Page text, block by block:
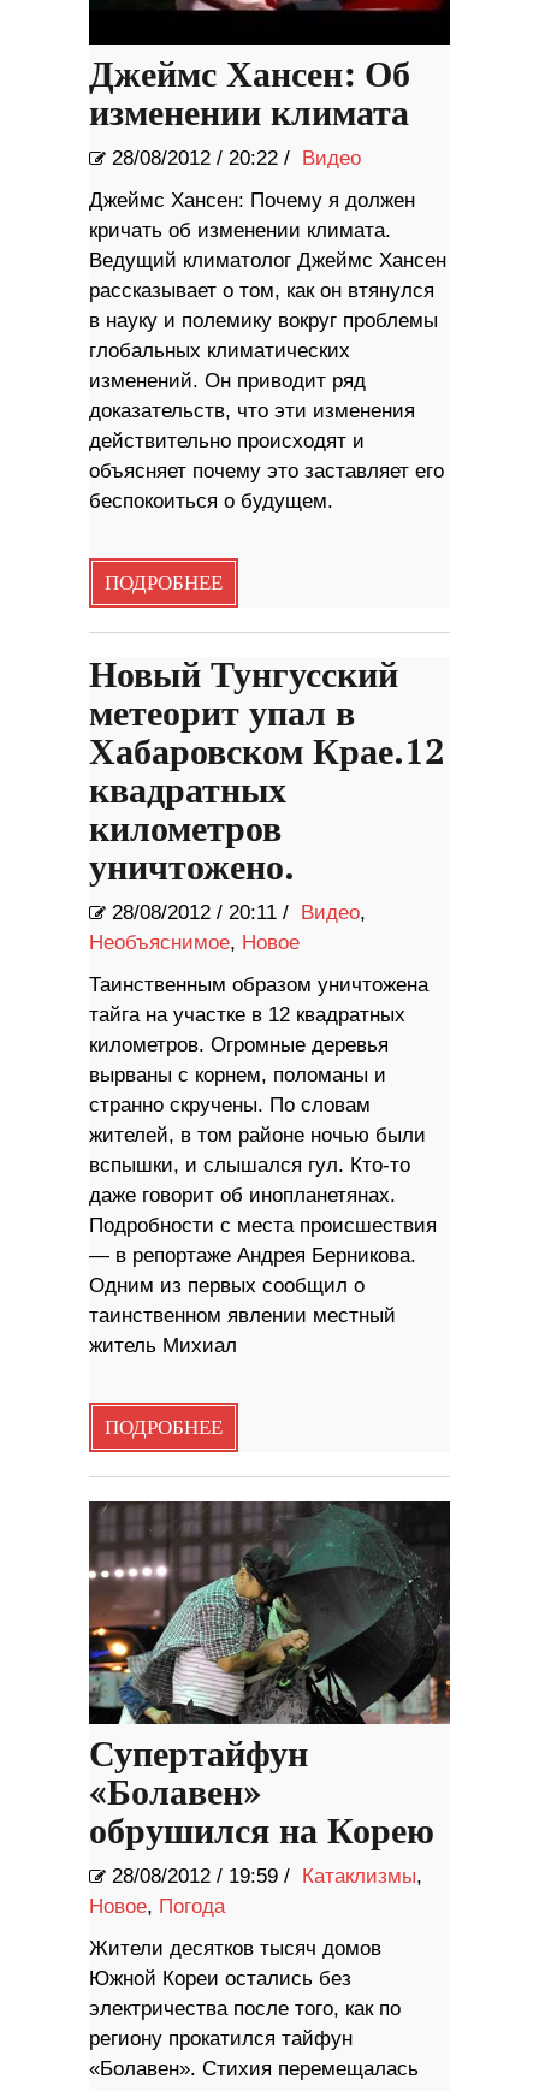
Джеймс Хансен: Об
изменении климата
28/08/2012 / 20:22 /
Видео
Джеймс Хансен: Почему я должен
кричать об изменении климата.
Ведущий климатолог Джеймс Хансен
рассказывает о том, как он втянулся
в науку и полемику вокруг проблемы
глобальных климатических
изменений. Он приводит ряд
доказательств, что эти изменения
действительно происходят и
объясняет почему это заставляет его
беспокоиться о будущем.
ПОДРОБНЕЕ
Новый Тунгусский
метеорит упал в
Хабаровском Крае.12
квадратных
километров
уничтожено.
28/08/2012 / 20:11 / Видео,
Необъяснимое, Новое
Таинственным образом уничтожена
тайга на участке в 12 квадратных
километров. Огромные деревья
вырваны с корнем, поломаны и
странно скручены. По словам
жителей, в том районе ночью были
вспышки, и слышался гул. Кто-то
даже говорит об инопланетянах.
Подробности с места происшествия
— в репортаже Андрея Берникова.
Одним из первых сообщил о
таинственном явлении местный
житель Михиал
ПОДРОБНЕЕ
Супертайфун
«Болавен»
обрушился на Корею
28/08/2012 / 19:59 / Катаклизмы,
Новое, Погода
Жители десятков тысяч домов
Южной Кореи остались без
электричества после того, как по
региону прокатился тайфун
«Болавен». Стихия перемещалась